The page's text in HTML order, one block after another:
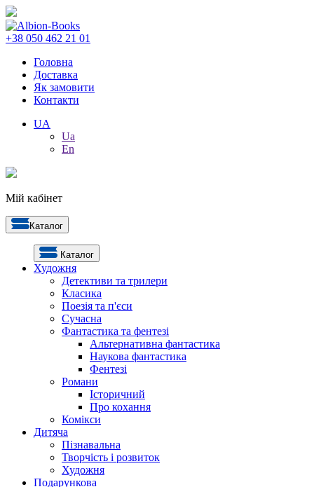
+38 050 462 21 01
Головна
Доставка
Як замовити
Контакти
UA
Ua
En
Мій кабінет
Каталог
Каталог
Художня
Детективи та трилери
Класика
Поезія та п'єси
Сучасна
Фантастика та фентезі
Альтернативна фантастика
Наукова фантастика
Фентезі
Романи
Історичний
Про кохання
Комікси
Дитяча
Пізнавальна
Творчість і розвиток
Художня
Подарункова